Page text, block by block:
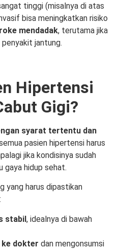
tinggi (misalnya di atas
bisa meningkatkan risiko
mendadak, terutama jika
jantung.
Hipertensi
Gigi?
syarat tertentu dan
pasien hipertensi harus
jika kondisinya sudah
hidup sehat.
yang harus dipastikan
stabil, idealnya di bawah
dokter dan mengonsumsi